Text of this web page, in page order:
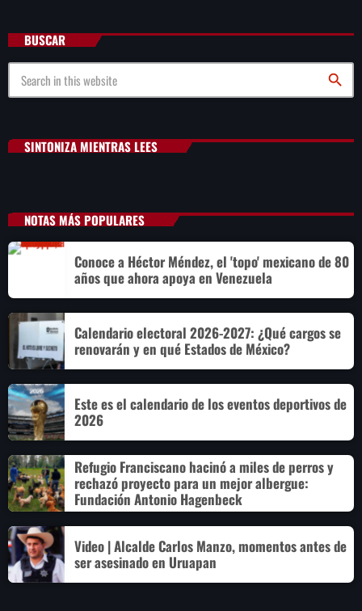
BUSCAR
search
SINTONIZA MIENTRAS LEES
NOTAS MÁS POPULARES
Conoce a Héctor Méndez, el 'topo' mexicano de 80
años que ahora apoya en Venezuela
Calendario electoral 2026-2027: ¿Qué cargos se
renovarán y en qué Estados de México?
Este es el calendario de los eventos deportivos de
2026
Refugio Franciscano hacinó a miles de perros y
rechazó proyecto para un mejor albergue:
Fundación Antonio Hagenbeck
Video | Alcalde Carlos Manzo, momentos antes de
ser asesinado en Uruapan